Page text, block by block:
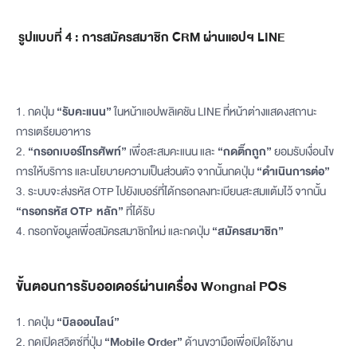
รูปแบบที่ 4 : การสมัครสมาชิก CRM ผ่านแอปฯ LINE
1. กดปุ่ม“รับคะแนน”ในหน้าแอปพลิเคชัน LINE ที่หน้าต่างแสดงสถานะ
การเตรียมอาหาร
2. “กรอกเบอร์โทรศัพท์” เพื่อสะสมคะแนน และ “กดติ๊กถูก”ยอมรับเงื่อนไข
การให้บริการ และนโยบายความเป็นส่วนตัว จากนั้นกดปุ่ม“ดำเนินการต่อ”
3. ระบบจะส่งรหัส OTP ไปยังเบอร์ที่ได้กรอกลงทะเบียนสะสมแต้มไว้ จากนั้น
“กรอกรหัส OTP หลัก”ที่ได้รับ
4.กรอกข้อมูลเพื่อสมัครสมาชิกใหม่ และกดปุ่ม“สมัครสมาชิก”
ขั้นตอนการรับออเดอร์ผ่านเครื่อง Wongnai POS
1. กดปุ่ม“บิลออนไลน์”
2. กดเปิดสวิตซ์ที่ปุ่ม“Mobile Order”ด้านขวามือเพื่อเปิดใช้งาน